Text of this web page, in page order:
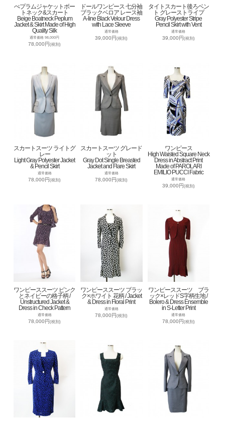
ぺプラムジャケットボー
トネック&スカート
Beige Boatneck Peplum
Jacket & Skirt Made of High
Quality Silk
通常価格 98,000円
78,000円(税別)
ドールワンピース 七分袖
ブラックベロア レース袖
A-line Black Velour Dress
with Lace Sleeve
通常価格
39,000円(税別)
タイトスカート後ろベン
ト グレーストライプ
Gray Polyester Stripe
Pencil Skirt with Vent
通常価格
39,000円 (税別)
スカートスーツ ライトグ
レー
Light Gray Polyester Jacket
& Pencil Skirt
通常価格
78,000円(税別)
スカートスーツ グレード
ット
Gray Dot Single Breasted
Jacket and Flare Skirt
通常価格
78,000円(税別)
ワンピース
High Waisted Square Neck
Dress in Abstract Print
Made of PAROLARI
EMILIO PUCCI Fabric
通常価格
39,000円(税別)
ワンピーススーツ ピンク
とネイビーの格子柄 /
Unstructured Jacket &
Dress in Check Pattern
通常価格
78,000円(税別)
ワンピーススーツ ブラッ
ク×ホワイト 花柄 / Jacket
& Dress in Floral Print
通常価格
78,000円(税別)
ワンピーススーツ ブラ
ック×レッドS字柄生地 /
Bolero & Dress Ensemble
in S-Letter Print
通常価格
78,000円(税別)